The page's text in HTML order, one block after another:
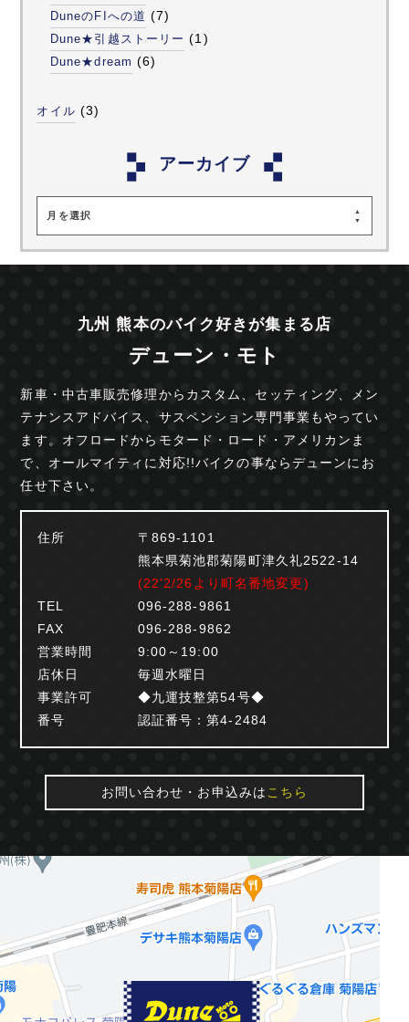
DuneのFIへの道 (7)
Dune★引越ストーリー (1)
Dune★dream (6)
オイル (3)
アーカイブ
月を選択
九州 熊本のバイク好きが集まる店
デューン・モト
新車・中古車販売修理からカスタム、セッティング、
メン
テナンスアドバイス、サスペンション専門事業もやってい
ます。オフロードからモタード・ロード・ アメリカンま
で、オールマイティに対応!!バイクの事ならデューンにお
任せ下さい。
住所
〒869-1101
熊本県菊池郡菊陽町津久礼2522-14
(22'2/26より町名番地変更)
TEL
096-288-9861
FAX
096-288-9862
営業時間
9:00～19:00
店休日
毎週水曜日
事業許可
番号
◆九運技整第54号◆
認証番号：第4-2484
お問い合わせ・お申込みはこちら